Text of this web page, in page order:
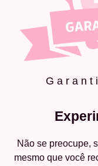
Não se preocupe,
mesmo que você